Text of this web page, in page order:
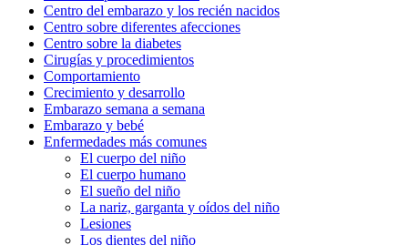
Centro del embarazo y los recién nacidos
Centro sobre diferentes afecciones
Centro sobre la diabetes
Cirugías y procedimientos
Comportamiento
Crecimiento y desarrollo
Embarazo semana a semana
Embarazo y bebé
Enfermedades más comunes
El cuerpo del niño
El cuerpo humano
El sueño del niño
La nariz, garganta y oídos del niño
Lesiones
Los dientes del niño